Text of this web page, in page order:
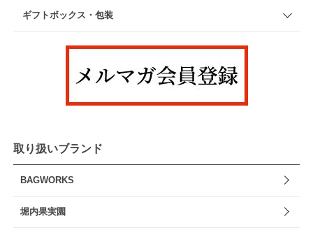
ギフトボックス・包装
取り扱いブランド
BAGWORKS
堀内果実園